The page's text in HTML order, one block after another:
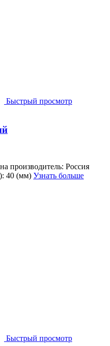
Быстрый просмотр
производитель: Россия
40 (мм) Узнать больше
Быстрый просмотр